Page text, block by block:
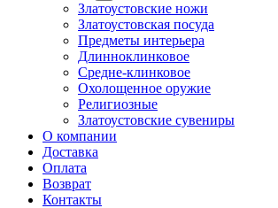
Златоустовские ножи
Златоустовская посуда
Предметы интерьера
Длинноклинковое
Средне-клинковое
Охолощенное оружие
Религиозные
Златоустовские сувениры
О компании
Доставка
Оплата
Возврат
Контакты